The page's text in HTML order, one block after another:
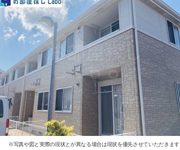
※写真や図と実際の現状とが異なる場合は現状を優先させていただきます